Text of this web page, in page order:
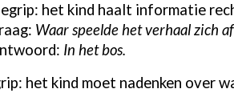
het kind haalt informatie
Waar speelde het verhaal zich
In het bos.
het kind moet nadenken over